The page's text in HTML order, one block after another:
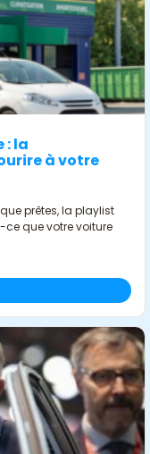
: la
à votre
prêtes, la playlist
que votre voiture